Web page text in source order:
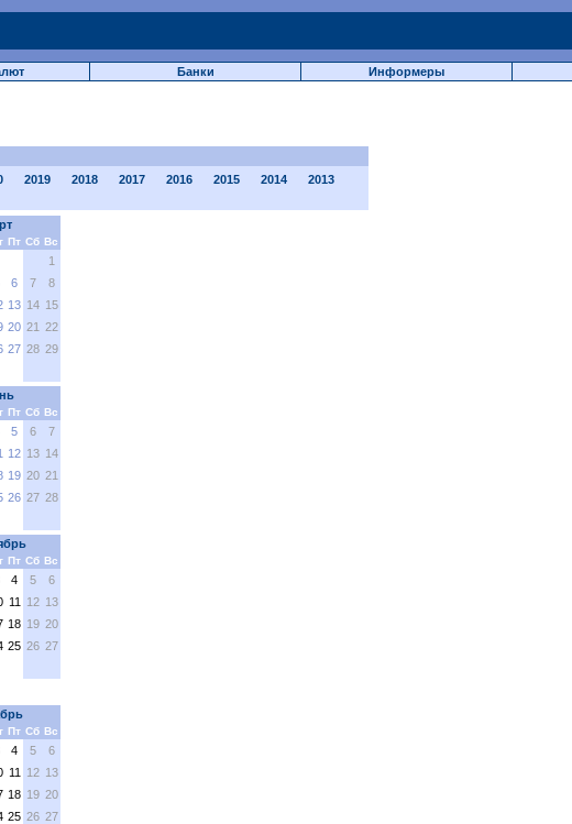
Банки Информеры
2019 2018 2017 2016 2015 2014
2013
Пт Сб Вс
1
6 7
8
13 14 15
20 21 22
27 28 29
Пт Сб Вс
5 6
7
12 13 14
19 20 21
26 27 28
Пт Сб Вс
4 5
6
11 12 13
18 19 20
25 26 27
Пт Сб Вс
4 5
6
11 12 13
18 19 20
25 26 27